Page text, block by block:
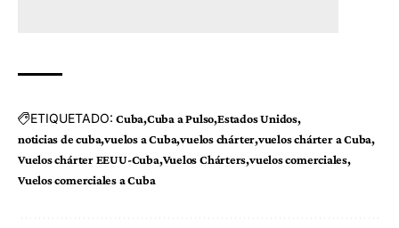
ETIQUETADO: Cuba Cuba a Pulso Estados Unidos
noticias de cuba vuelos a Cuba vuelos chárter vuelos chárter a Cuba
Vuelos chárter EEUU-Cuba Vuelos Chárters vuelos comerciales
Vuelos comerciales a Cuba